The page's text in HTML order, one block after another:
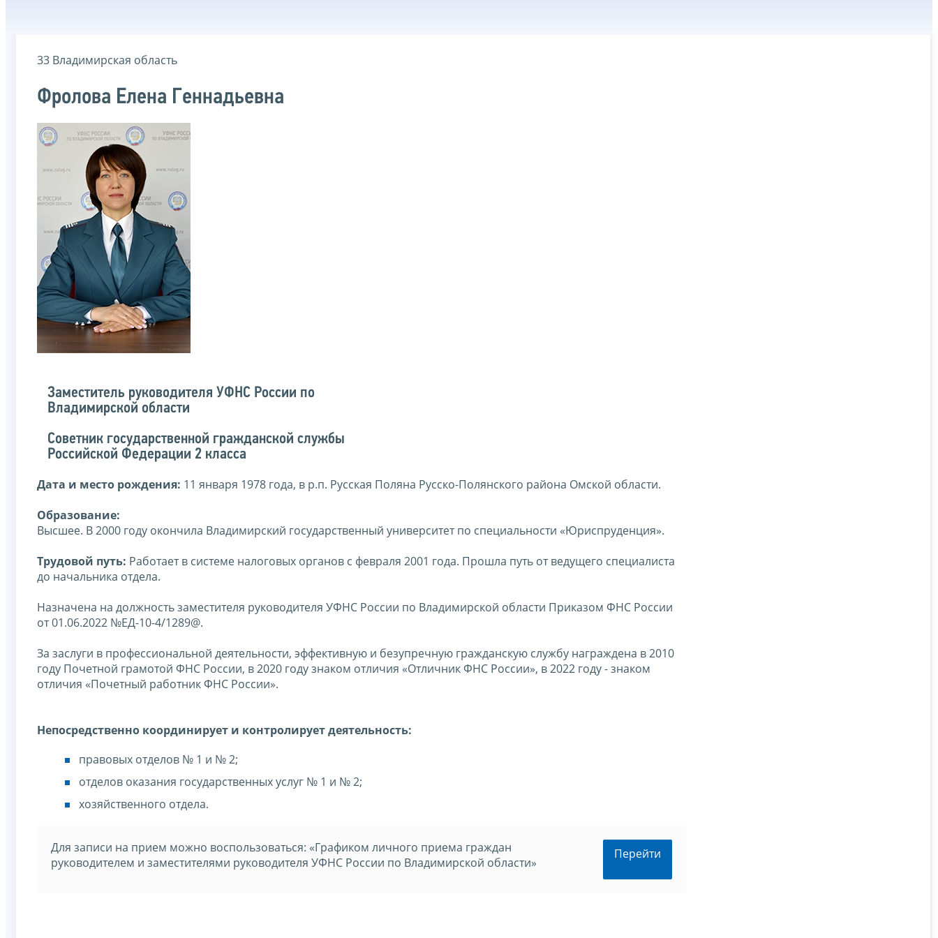
33 Владимирская область
Фролова Елена Геннадьевна
Заместитель руководителя УФНС России по
Владимирской области
Советник государственной гражданской службы
Российской Федерации 2 класса
Дата и место рождения: 11 января 1978 года, в р.п. Русская Поляна Русско-Полянского района Омской области.
Образование:
Высшее. В 2000 году окончила Владимирский государственный университет по специальности «Юриспруденция».
Трудовой путь: Работает в системе налоговых органов с февраля 2001 года. Прошла путь от ведущего специалиста
до начальника отдела.
Назначена на должность заместителя руководителя УФНС России по Владимирской области Приказом ФНС России
от 01.06.2022 №ЕД-10-4/1289@.
За заслуги в профессиональной деятельности, эффективную и безупречную гражданскую службу награждена в 2010
году Почетной грамотой ФНС России, в 2020 году знаком отличия «Отличник ФНС России», в 2022 году - знаком
отличия «Почетный работник ФНС России».
Непосредственно координирует и контролирует деятельность:
правовых отделов № 1 и № 2;
отделов оказания государственных услуг № 1 и № 2;
хозяйственного отдела.
Перейти
Для записи на прием можно воспользоваться: «Графиком личного приема граждан
руководителем и заместителями руководителя УФНС России по Владимирской области»